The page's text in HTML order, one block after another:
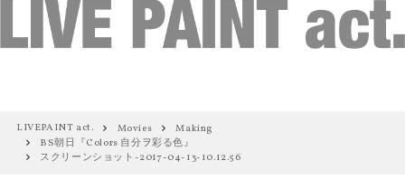
LIVEPAINT act. Movies
Making
BS朝日『Colors 自分ヲ彩る色』
スクリーンショット-2017-04-13-10.12.56